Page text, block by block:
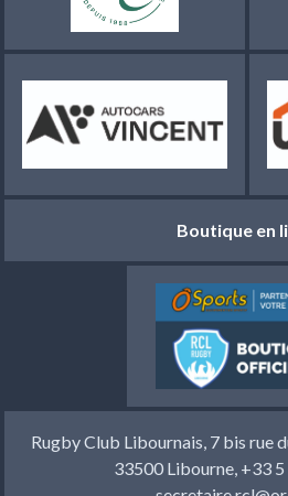
Boutique en
Rugby Club Libournais, 7 bis rue
33500 Libourne, +33